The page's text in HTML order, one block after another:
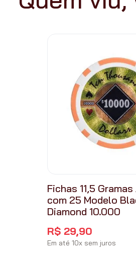
Fichas 11,5
com 25 Modelo
Diamond 10.000
R$ 29,90
Em até10x sem juros